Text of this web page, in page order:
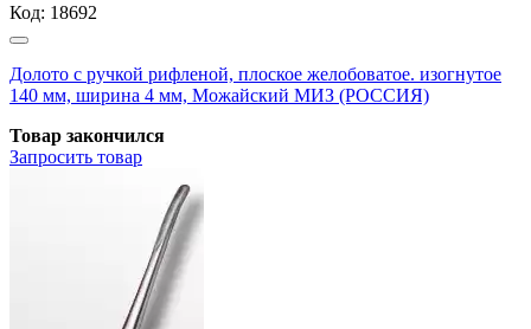
Код: 18692
Долото с ручкой рифленой, плоское желобоватое. изогнутое
140 мм, ширина 4 мм, Можайский МИЗ (РОССИЯ)
Товар закончился
Запросить товар